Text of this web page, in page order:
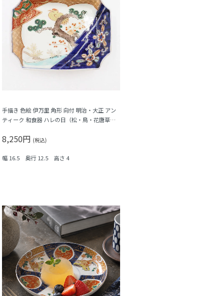
手描き 色絵 伊万里 角形 向付 明治・大正 アン
ティーク 和食器 ハレの日（松・鳥・花唐草・
8,250円 (税込)
幅 16.5 奥行 12.5 高さ 4